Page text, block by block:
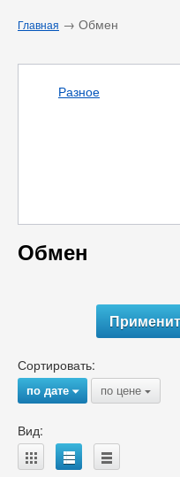
Главная → Обмен
Разное
Обмен
Сортировать:
по дате{ по цене {
Вид:
A B C